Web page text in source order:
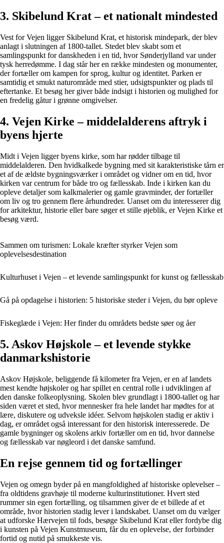
3. Skibelund Krat – et nationalt mindested
Vest for Vejen ligger Skibelund Krat, et historisk mindepark, der blev
anlagt i slutningen af 1800-tallet. Stedet blev skabt som et
samlingspunkt for danskheden i en tid, hvor Sønderjylland var under
tysk herredømme. I dag står her en række mindesten og monumenter,
der fortæller om kampen for sprog, kultur og identitet. Parken er
samtidig et smukt naturområde med stier, udsigtspunkter og plads til
eftertanke. Et besøg her giver både indsigt i historien og mulighed for
en fredelig gåtur i grønne omgivelser.
4. Vejen Kirke – middelalderens aftryk i
byens hjerte
Midt i Vejen ligger byens kirke, som har rødder tilbage til
middelalderen. Den hvidkalkede bygning med sit karakteristiske tårn er
et af de ældste bygningsværker i området og vidner om en tid, hvor
kirken var centrum for både tro og fællesskab. Inde i kirken kan du
opleve detaljer som kalkmalerier og gamle gravminder, der fortæller
om liv og tro gennem flere århundreder. Uanset om du interesserer dig
for arkitektur, historie eller bare søger et stille øjeblik, er Vejen Kirke et
besøg værd.
Sammen om turismen: Lokale kræfter styrker Vejen som
oplevelsesdestination
Kulturhuset i Vejen – et levende samlingspunkt for kunst og fællesskab
Gå på opdagelse i historien: 5 historiske steder i Vejen, du bør opleve
Fiskeglæde i Vejen: Her finder du områdets bedste søer og åer
5. Askov Højskole – et levende stykke
danmarkshistorie
Askov Højskole, beliggende få kilometer fra Vejen, er en af landets
mest kendte højskoler og har spillet en central rolle i udviklingen af
den danske folkeoplysning. Skolen blev grundlagt i 1800-tallet og har
siden været et sted, hvor mennesker fra hele landet har mødtes for at
lære, diskutere og udveksle idéer. Selvom højskolen stadig er aktiv i
dag, er området også interessant for den historisk interesserede. De
gamle bygninger og skolens arkiv fortæller om en tid, hvor dannelse
og fællesskab var nøgleord i det danske samfund.
En rejse gennem tid og fortællinger
Vejen og omegn byder på en mangfoldighed af historiske oplevelser –
fra oldtidens gravhøje til moderne kulturinstitutioner. Hvert sted
rummer sin egen fortælling, og tilsammen giver de et billede af et
område, hvor historien stadig lever i landskabet. Uanset om du vælger
at udforske Hærvejen til fods, besøge Skibelund Krat eller fordybe dig
i kunsten på Vejen Kunstmuseum, får du en oplevelse, der forbinder
fortid og nutid på smukkeste vis.